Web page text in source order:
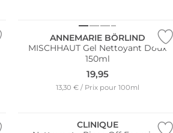
ANNEMARIE BÖRLIND
MISCHHAUT Gel Nettoyant Doux
150ml
19,95
13,30 € / Prix pour 100ml
CLINIQUE